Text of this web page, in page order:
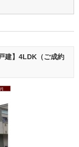
建】4LDK（ご成約